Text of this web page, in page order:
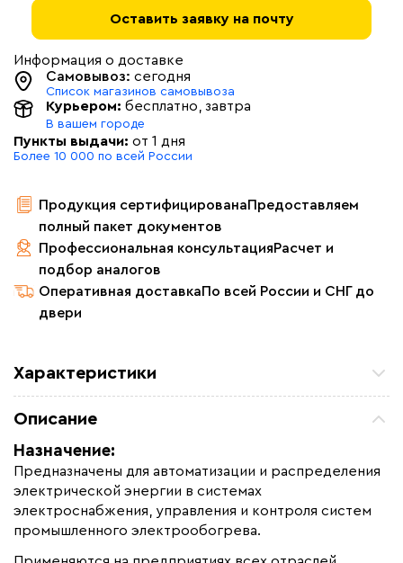
Оставить заявку на почту
Информация о доставке
Самовывоз: сегодня
Список магазинов самовывоза
Курьером: бесплатно , завтра
В вашем городе
Пункты выдачи: от 1 дня
Более 10 000 по всей России
Продукция сертифицированаПредоставляем
полный пакет документов
Профессиональная консультацияРасчет и
подбор аналогов
Оперативная доставкаПо всей России и СНГ до
двери
Характеристики
Срок службы(год)
Коллекция Шкафы управления ТС
Бренд ССТ Premium
Описание
Назначение:
Предназначены для автоматизации и распределения
электрической энергии в системах
электроснабжения, управления и контроля систем
промышленного электрообогрева.